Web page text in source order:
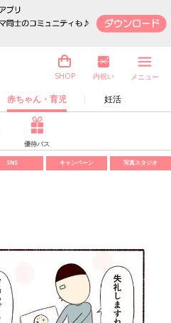
赤ちゃん・育児 妊活
SHOP 内祝い メニュー
優待パス
SNS キャンペーン 写真スタジオ